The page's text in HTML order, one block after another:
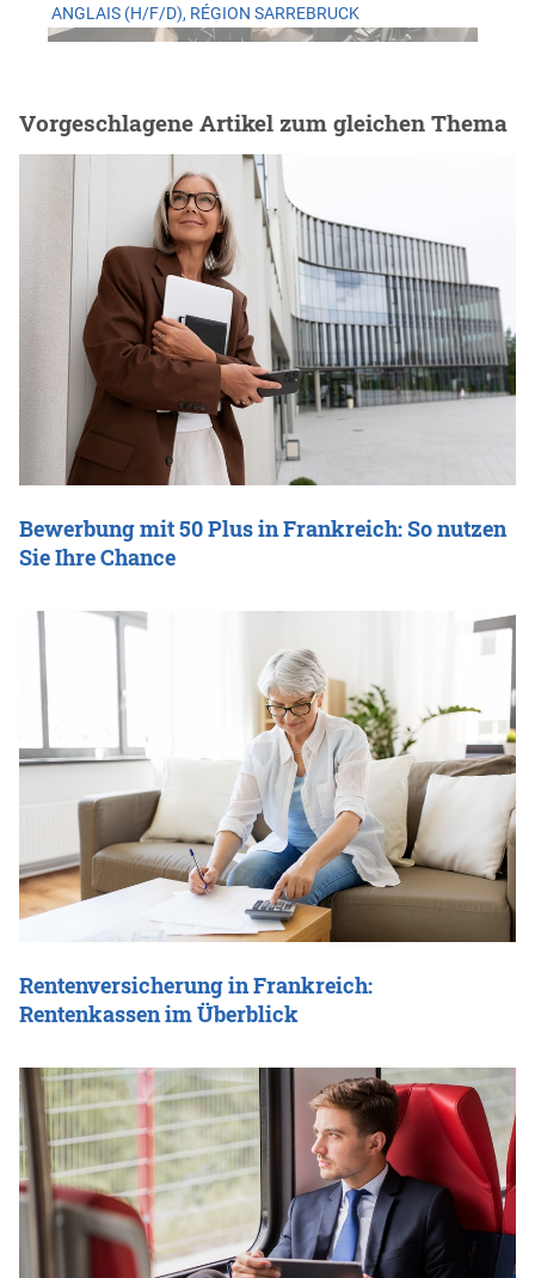
ANGLAIS (H/F/D), RÉGION SARREBRUCK
Vorgeschlagene Artikel zum gleichen Thema
Bewerbung mit 50 Plus in Frankreich: So nutzen
Sie Ihre Chance
Rentenversicherung in Frankreich:
Rentenkassen im Überblick